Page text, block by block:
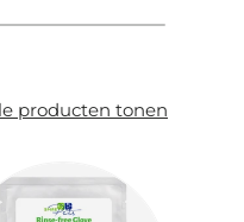
producten tonen